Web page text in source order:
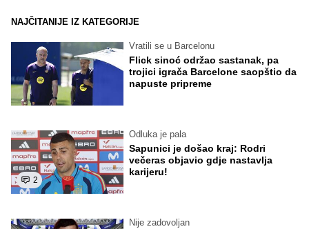
NAJČITANIJE IZ KATEGORIJE
Vratili se u Barcelonu
Flick sinoć održao sastanak, pa
trojici igrača Barcelone saopštio da
napuste pripreme
2
Odluka je pala
Sapunici je došao kraj: Rodri
večeras objavio gdje nastavlja
karijeru!
Nije zadovoljan